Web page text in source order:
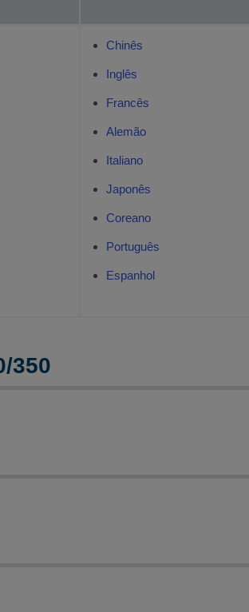
Chinês
Inglês
Francês
Alemão
Italiano
Japonês
Coreano
Português
Espanhol
350